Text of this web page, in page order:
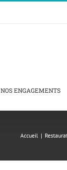
NOS ENGAGEMENTS
Accueil |